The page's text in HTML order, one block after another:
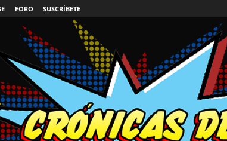
FORO SUSCRÍBETE